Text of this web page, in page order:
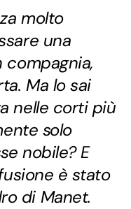
molto
una
Ma lo sai
nelle corti più
solo
nobile? E
è stato
di Manet.